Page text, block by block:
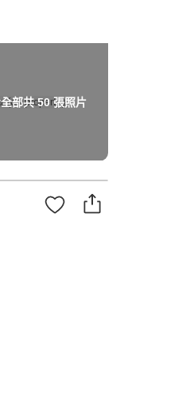
部共50張照片